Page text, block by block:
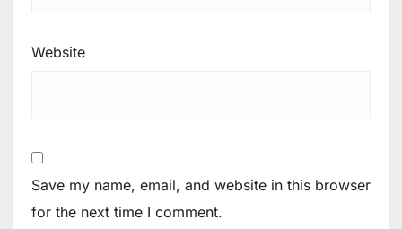
Website
Save my name, email, and website in this browser
for the next time I comment.